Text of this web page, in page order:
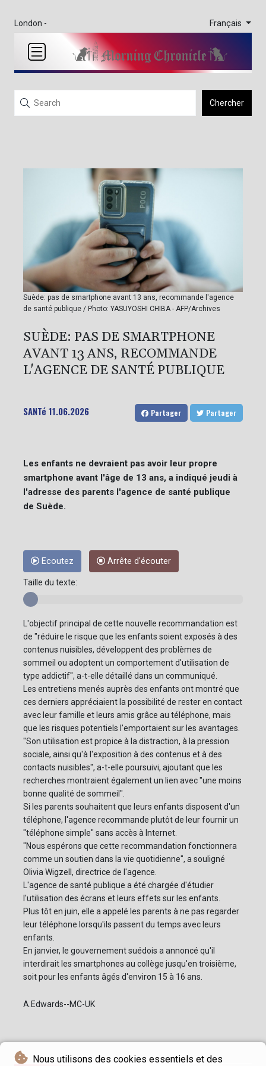
Nous utilisons des cookies essentiels et des
London - Français
Chercher
Suède: pas de smartphone avant 13 ans, recommande l'agence
de santé publique / Photo: YASUYOSHI CHIBA - AFP/Archives
SUÈDE: PAS DE SMARTPHONE
AVANT 13 ANS, RECOMMANDE
L'AGENCE DE SANTÉ PUBLIQUE
SANTé 11.06.2026 Partager Partager
Les enfants ne devraient pas avoir leur propre
smartphone avant l'âge de 13 ans, a indiqué jeudi à
l'adresse des parents l'agence de santé publique
de Suède.
Ecoutez Arrête d'écouter
Taille du texte:
L'objectif principal de cette nouvelle recommandation est
de "réduire le risque que les enfants soient exposés à des
contenus nuisibles, développent des problèmes de
sommeil ou adoptent un comportement d'utilisation de
type addictif", a-t-elle détaillé dans un communiqué.
Les entretiens menés auprès des enfants ont montré que
ces derniers appréciaient la possibilité de rester en contact
avec leur famille et leurs amis grâce au téléphone, mais
que les risques potentiels l'emportaient sur les avantages.
"Son utilisation est propice à la distraction, à la pression
sociale, ainsi qu'à l'exposition à des contenus et à des
contacts nuisibles", a-t-elle poursuivi, ajoutant que les
recherches montraient également un lien avec "une moins
bonne qualité de sommeil".
Si les parents souhaitent que leurs enfants disposent d'un
téléphone, l'agence recommande plutôt de leur fournir un
"téléphone simple" sans accès à Internet.
"Nous espérons que cette recommandation fonctionnera
comme un soutien dans la vie quotidienne", a souligné
Olivia Wigzell, directrice de l'agence.
L'agence de santé publique a été chargée d'étudier
l'utilisation des écrans et leurs effets sur les enfants.
Plus tôt en juin, elle a appelé les parents à ne pas regarder
leur téléphone lorsqu'ils passent du temps avec leurs
enfants.
En janvier, le gouvernement suédois a annoncé qu'il
interdirait les smartphones au collège jusqu'en troisième,
soit pour les enfants âgés d'environ 15 à 16 ans.
A.Edwards--MC-UK